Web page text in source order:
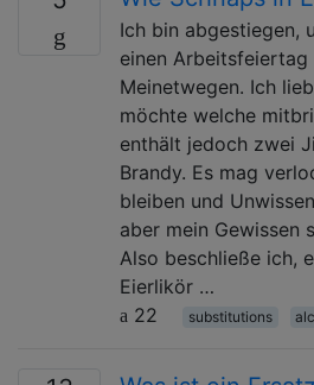
Ich bin abgestiegen,
einen
Meinetwegen. Ich
möchte welche
enthält jedoch zwei
Brandy. Es mag
bleiben und
aber mein Gewissen
Also beschließe ich,
Eierlikör …
22
substitutions